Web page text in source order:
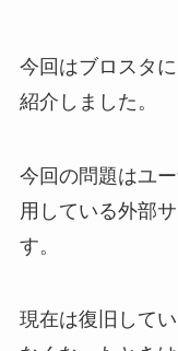
今回はブロスタ
紹介しました。
今回の問題はユ
用している外部
す。
現在は復旧して